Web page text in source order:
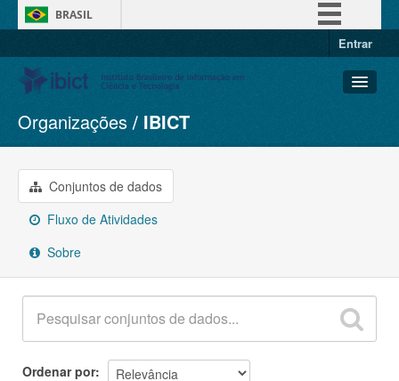
BRASIL
Entrar
Conjuntos de dados
Organizações
Grupos
Sobre
Organizações IBICT
Conjuntos de dados
Fluxo de Atividades
Sobre
Ordenar por